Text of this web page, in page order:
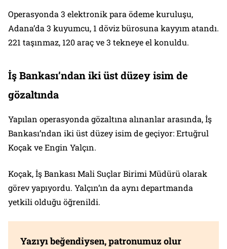
Operasyonda 3 elektronik para ödeme kuruluşu,
Adana’da 3 kuyumcu, 1 döviz bürosuna kayyım atandı.
221 taşınmaz, 120 araç ve 3 tekneye el konuldu.
İş Bankası’ndan iki üst düzey isim de
gözaltında
Yapılan operasyonda gözaltına alınanlar arasında, İş
Bankası’ndan iki üst düzey isim de geçiyor: Ertuğrul
Koçak ve Engin Yalçın.
Koçak, İş Bankası Mali Suçlar Birimi Müdürü olarak
görev yapıyordu. Yalçın’ın da aynı departmanda
yetkili olduğu öğrenildi.
Yazıyı beğendiysen, patronumuz olur